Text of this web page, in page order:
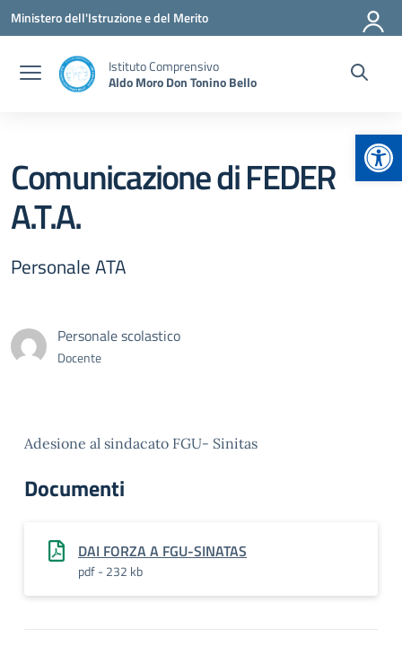
Vai ai contenuti
Vai al menu di navigazione
Vai al footer
Ministero dell'Istruzione e del Merito
Istituto Comprensivo
Aldo Moro Don Tonino Bello
Comunicazione di FEDER
A.T.A.
Personale ATA
Personale scolastico
Docente
Adesione al sindacato FGU- Sinitas
Documenti
DAI FORZA A FGU-SINATAS
pdf - 232 kb